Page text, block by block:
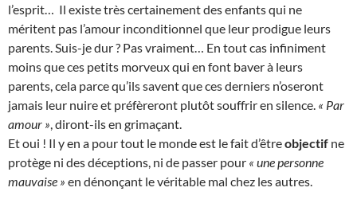
l’esprit… Il existe très certainement des enfants qui ne
méritent pas l’amour inconditionnel que leur prodigue leurs
parents. Suis-je dur ? Pas vraiment… En tout cas infiniment
moins que ces petits morveux qui en font baver à leurs
parents, cela parce qu’ils savent que ces derniers n’oseront
jamais leur nuire et préfèreront plutôt souffrir en silence. « Par
amour » , diront-ils en grimaçant.
Et oui ! Il y en a pour tout le monde est le fait d’êtreobjectif ne
protège ni des déceptions, ni de passer pour « une personne
mauvaise » en dénonçant le véritable mal chez les autres.